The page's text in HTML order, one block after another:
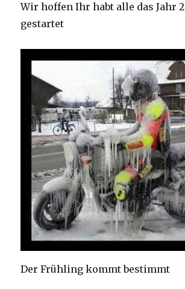
Wir hoffen Ihr habt alle das Jahr
gestartet
Der Frühling kommt bestimmt